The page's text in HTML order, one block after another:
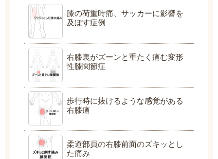
膝の荷重時痛、サッカーに影響を
及ぼす症例
右膝裏がズーンと重たく痛む変形
性膝関節症
歩行時に抜けるような感覚がある
右膝痛
柔道部員の右膝前面のズキッとし
た痛み